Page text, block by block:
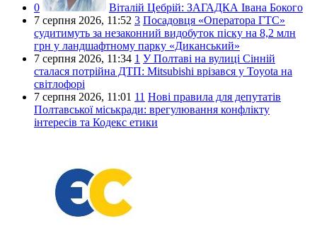
0 Віталій Цебрій: ЗАГАДКА Івана Бокого
7 серпня 2026, 11:52 3 Посадовця «Оператора ГТС»
судитимуть за незаконний видобуток піску на 8,2 млн
грн у ландшафтному парку «Диканський»
7 серпня 2026, 11:34 1 У Полтаві на вулиці Сінній
сталася потрійна ДТП: Mitsubishi врізався у Toyota на
світлофорі
7 серпня 2026, 11:01 11 Нові правила для депутатів
Полтавської міськради: врегулювання конфлікту
інтересів та Кодекс етики